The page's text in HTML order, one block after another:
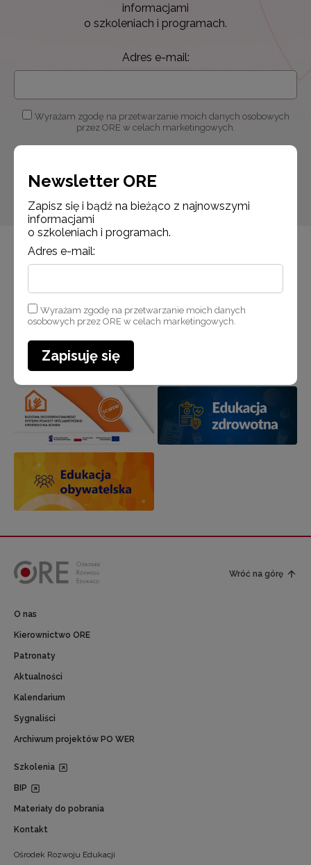
informacjami
o szkoleniach i programach.
Adres e-mail:
Wyrażam zgodę na przetwarzanie moich danych osobowych
przez ORE w celach marketingowych.
Wróć na górę
O nas
Kierownictwo ORE
Patronaty
Aktualności
Kalendarium
Sygnaliści
Archiwum projektów PO WER
Szkolenia
BIP
Materiały do pobrania
Kontakt
Ośrodek Rozwoju Edukacji
Newsletter ORE
Zapisz się i bądź na bieżąco z najnowszymi
informacjami
o szkoleniach i programach.
Adres e-mail:
Wyrażam zgodę na przetwarzanie moich danych
osobowych przez ORE w celach marketingowych.
Zapisuję się